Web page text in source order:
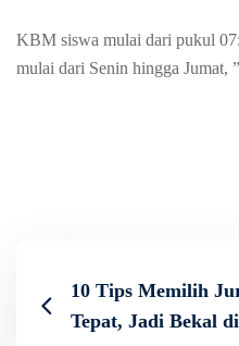
KBM siswa mulai dari pukul
mulai dari Senin hingga Jumat,
10 Tips Memilih
Tepat, Jadi Bekal